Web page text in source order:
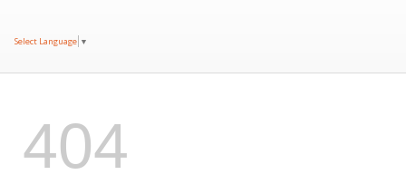
Select Language ▼